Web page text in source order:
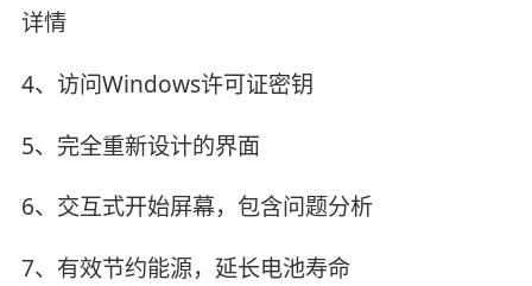
详情
4、访问Windows许可证密钥
5、完全重新设计的界面
6、交互式开始屏幕，包含问题分析
7、有效节约能源，延长电池寿命